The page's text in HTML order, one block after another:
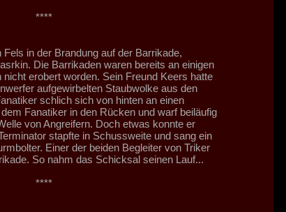
****
in der Brandung auf der Barrikade,
Die Barrikaden waren bereits an einigen
erobert worden. Sein Freund Keers hatte
aufgewirbelten Staubwolke aus den
schlich sich von hinten an einen
Fanatiker in den Rücken und warf beiläufig
von Angreifern. Doch etwas konnte er
stapfte in Schussweite und sang ein
Einer der beiden Begleiter von Triker
So nahm das Schicksal seinen Lauf...
****